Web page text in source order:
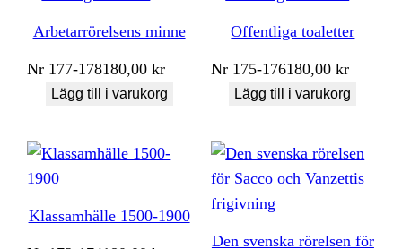
Arbetarrörelsens minne
Nr 177-178180,00kr
Lägg till i varukorg
Offentliga toaletter
Nr 175-176180,00kr
Lägg till i varukorg
Klassamhälle 1500-1900
Den svenska rörelsen för